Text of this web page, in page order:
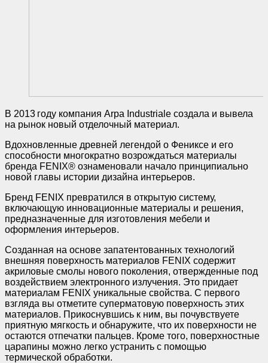
В 2013 году компания Arpa Industriale создала и вывела
на рынок новый отделочный материал.
Вдохновленные древней легендой о Фениксе и его
способности многократно возрождаться материалы
бренда FENIX® ознаменовали начало принципиально
новой главы истории дизайна интерьеров.
Бренд FENIX превратился в открытую систему,
включающую инновационные материалы и решения,
предназначенные для изготовления мебели и
оформления интерьеров.
Созданная на основе запатентованных технологий
внешняя поверхность материалов FENIX содержит
акриловые смолы нового поколения, отвержденные под
воздействием электронного излучения. Это придает
материалам FENIX уникальные свойства. С первого
взгляда вы отметите суперматовую поверхность этих
материалов. Прикоснувшись к ним, вы почувствуете
приятную мягкость и обнаружите, что их поверхности не
остаются отпечатки пальцев. Кроме того, поверхностные
царапины можно легко устранить с помощью
термической обработки.